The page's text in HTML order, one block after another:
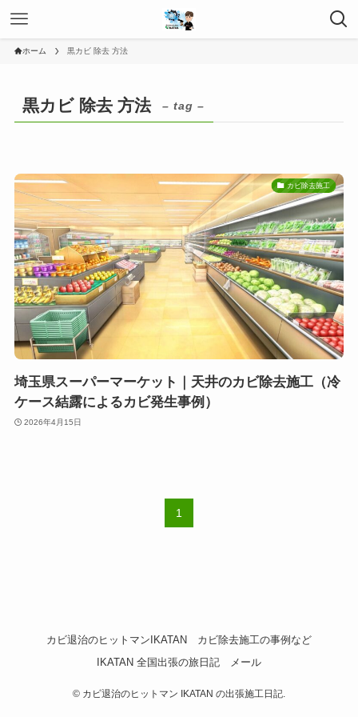
ホーム 黒カビ 除去 方法
黒カビ 除去 方法 – tag –
カビ除去施工
埼玉県スーパーマーケット｜天井のカビ除去施工（冷
ケース結露によるカビ発生事例）
2026年4月15日
1
カビ退治のヒットマンIKATAN
カビ除去施工の事例など
IKATAN 全国出張の旅日記
メール
© カビ退治のヒットマン IKATAN の出張施工日記.